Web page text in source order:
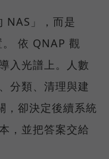
NAS」，而是
。 依 QNAP 觀
入光譜上。人數
分類、清理與建
，卻決定後續系統
，並把答案交給